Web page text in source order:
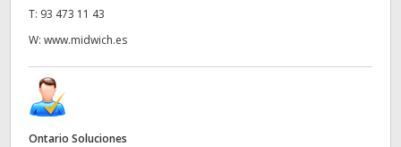
T: 93 473 11 43
W: www.midwich.es
Ontario Soluciones